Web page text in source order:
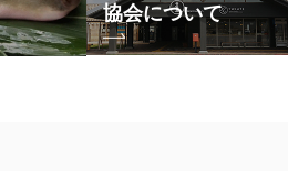
協会について